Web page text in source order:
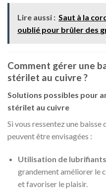
Lire aussi : Saut à la
oublié pour brûler des
Comment gérer une
stérilet au cuivre ?
Solutions possibles pour
stérilet au cuivre
Si vous ressentez une
peuvent être envisagées :
Utilisation de
grandement améliorer le
et favoriser le plaisir.